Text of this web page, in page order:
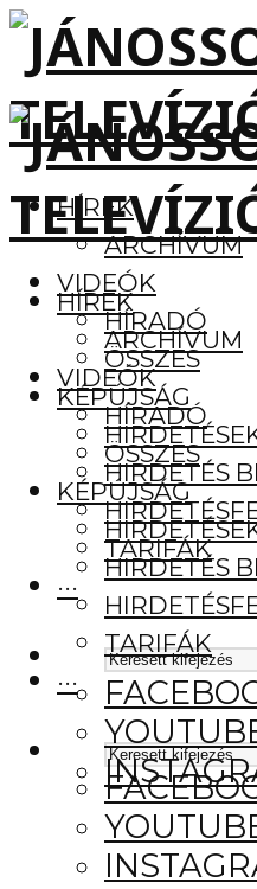
HÍREK
ARCHÍVUM
VIDEÓK
HÍRADÓ
ÖSSZES
KÉPÚJSÁG
HIRDETÉS
TARIFÁK
···
HÍREK
ARCHÍVUM
VIDEÓK
HÍRADÓ
ÖSSZES
KÉPÚJSÁG
HIRDETÉS
TARIFÁK
···